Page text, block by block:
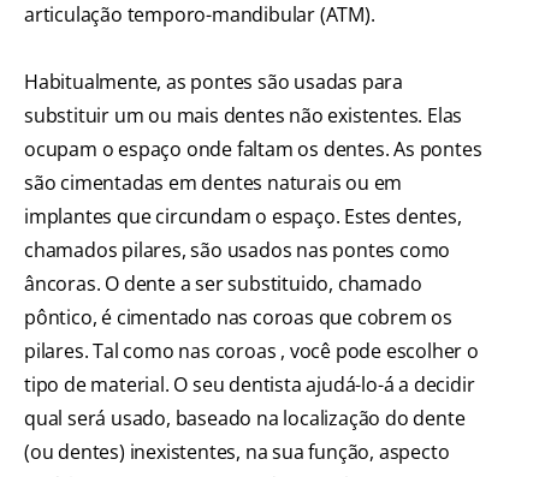
articulação temporo-mandibular (ATM).
Habitualmente, as pontes são usadas para
substituir um ou mais dentes não existentes. Elas
ocupam o espaço onde faltam os dentes. As pontes
são cimentadas em dentes naturais ou em
implantes que circundam o espaço. Estes dentes,
chamados pilares, são usados nas pontes como
âncoras. O dente a ser substituido, chamado
pôntico, é cimentado nas coroas que cobrem os
pilares. Tal como nas coroas , você pode escolher o
tipo de material. O seu dentista ajudá-lo-á a decidir
qual será usado, baseado na localização do dente
(ou dentes) inexistentes, na sua função, aspecto